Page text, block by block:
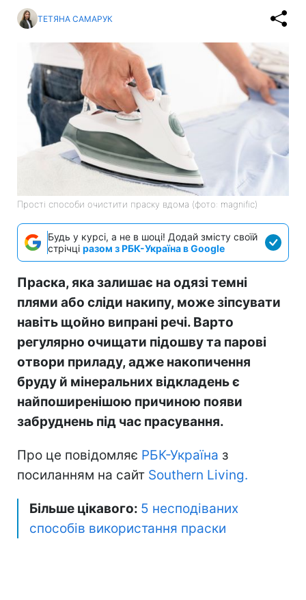
ТЕТЯНА САМАРУК
Прості способи очистити праску вдома (фото: magnific)
Будь у курсі, а не в шоці! Додай змісту своїй
стрічці разом з РБК-Україна в Google
Праска, яка залишає на одязі темні
плями або сліди накипу, може зіпсувати
навіть щойно випрані речі. Варто
регулярно очищати підошву та парові
отвори приладу, адже накопичення
бруду й мінеральних відкладень є
найпоширенішою причиною появи
забруднень під час прасування.
Про це повідомляє РБК-Україна з
посиланням на сайт Southern Living.
Більше цікавого: 5 несподіваних
способів використання праски